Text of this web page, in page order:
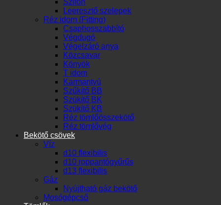
Szifon
Leeresztő szelepek
Réz idom (Fitting)
Csaphosszabbító
Végdugó
Végelzáró anya
Közcsavar
Könyök
T idom
Karmantyú
Szűkítő BB
Szükítő BK
Szükítő KB
Réz tömlőösszekötő
Réz tömlővég
Bekötő csövek
Víz
d10 flexibilis
d10 roppantógyűrűs
d13 flexibilis
Gáz
Nyújtható gáz bekötő
Mosógépcső